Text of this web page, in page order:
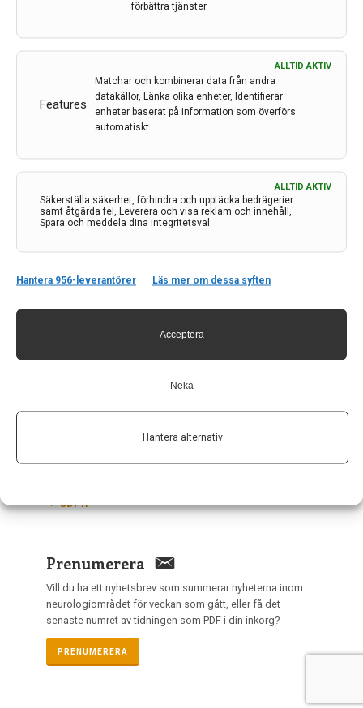
förbättra tjänster.
Features
ALLTID AKTIV
Matchar och kombinerar data från andra
datakällor, Länka olika enheter, Identifierar
enheter baserat på information som överförs
automatiskt.
Säkerställa säkerhet, förhindra och upptäcka bedrägerier
samt åtgärda fel, Leverera och visa reklam och innehåll,
Spara och meddela dina integritetsval.
ALLTID AKTIV
Hantera 956-leverantörer Läs mer om dessa syften
Acceptera
Neka
Hantera alternativ
Kontakt
c/o Forskaren Office Hub
Hagaplan 4
nis@pharma-industry.se
Om Neurologi i Sverige
Prenumerera
GDPR
Prenumerera
Vill du ha ett nyhetsbrev som summerar nyheterna inom
neurologiområdet för veckan som gått, eller få det
senaste numret av tidningen som PDF i din inkorg?
PRENUMERERA